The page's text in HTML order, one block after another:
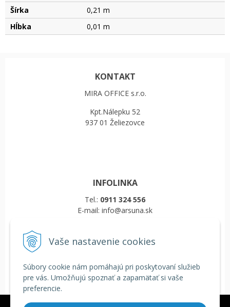
Vaše nastavenie cookies
Súbory cookie nám pomáhajú pri poskytovaní služieb
pre vás. Umožňujú spoznať a zapamätať si vaše
preferencie.
Šírka
0,21 m
Hĺbka
0,01 m
KONTAKT
MIRA OFFICE s.r.o.
Kpt.Nálepku 52
937 01 Želiezovce
INFOLINKA
Tel.: 0911 324 556
E-mail: info@arsuna.sk
VŠETKO O NÁKUPE
Reklamačný poriadok
Doprava a platba
Veľkoobchod